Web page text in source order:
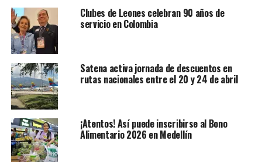
Clubes de Leones celebran 90 años de
servicio en Colombia
Satena activa jornada de descuentos en
rutas nacionales entre el 20 y 24 de abril
¡Atentos! Así puede inscribirse al Bono
Alimentario 2026 en Medellín